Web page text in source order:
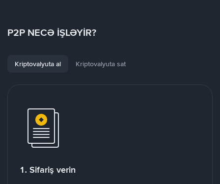
P2P NECƏ İŞLƏYİR?
Kriptovalyuta al Kriptovalyuta sat
1. Sifariş verin